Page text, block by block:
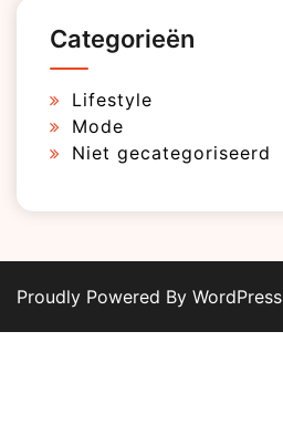
Categorieën
Lifestyle
Mode
Niet gecategoriseerd
Proudly Powered By WordPress